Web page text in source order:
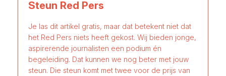
Steun Red Pers
Je las dit artikel gratis, maar dat betekent niet dat
het Red Pers niets heeft gekost. Wij bieden jonge,
aspirerende journalisten een podium én
begeleiding. Dat kunnen we nog beter met jouw
steun. Die steun komt met twee voor de prijs van